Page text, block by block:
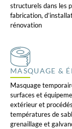
structurels dans les
fabrication,
rénovation
MASQUAGE &
Masquage
surfaces et
extérieur et
températures de
grenaillage et